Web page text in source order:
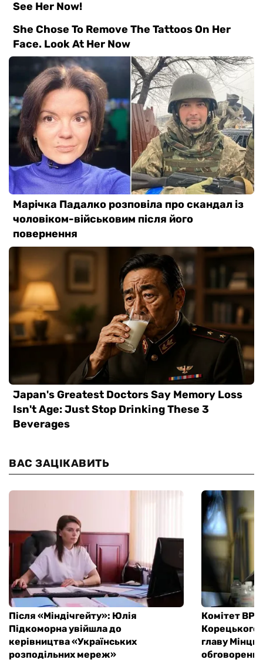
ВАС ЗАЦІКАВИТЬ
Після «Міндічгейту»: Юлія
Підкоморна увійшла до
керівництва «Українських
розподільних мереж»
Комітет ВР
главу